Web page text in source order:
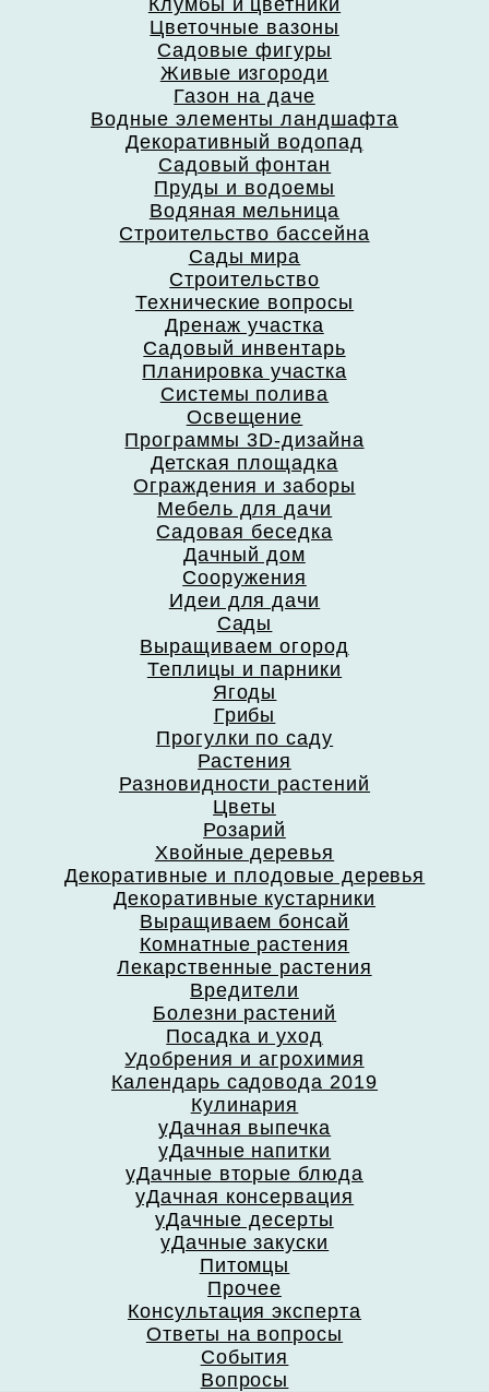
Клумбы и цветники
Цветочные вазоны
Садовые фигуры
Живые изгороди
Газон на даче
Водные элементы ландшафта
Декоративный водопад
Садовый фонтан
Пруды и водоемы
Водяная мельница
Строительство бассейна
Сады мира
Строительство
Технические вопросы
Дренаж участка
Садовый инвентарь
Планировка участка
Системы полива
Освещение
Программы 3D-дизайна
Детская площадка
Ограждения и заборы
Мебель для дачи
Садовая беседка
Дачный дом
Сооружения
Идеи для дачи
Сады
Выращиваем огород
Теплицы и парники
Ягоды
Грибы
Прогулки по саду
Растения
Разновидности растений
Цветы
Розарий
Хвойные деревья
Декоративные и плодовые деревья
Декоративные кустарники
Выращиваем бонсай
Комнатные растения
Лекарственные растения
Вредители
Болезни растений
Посадка и уход
Удобрения и агрохимия
Календарь садовода 2019
Кулинария
уДачная выпечка
уДачные напитки
уДачные вторые блюда
уДачная консервация
уДачные десерты
уДачные закуски
Питомцы
Прочее
Консультация эксперта
Ответы на вопросы
События
Вопросы